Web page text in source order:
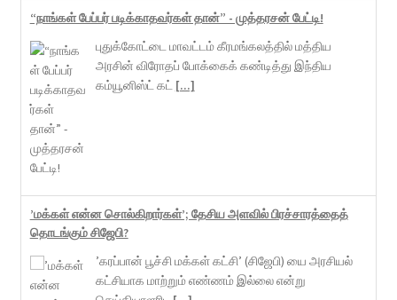
“நாங்கள் பேப்பர் படிக்காதவர்கள் தான்” - முத்தரசன் பேட்டி!
புதுக்கோட்டை மாவட்டம் கீரமங்கலத்தில் மத்திய
அரசின் விரோதப் போக்கைக் கண்டித்து இந்திய
கம்யூனிஸ்ட் கட் [...]
’மக்கள் என்ன சொல்கிறார்கள்’; தேசிய அளவில் பிரச்சாரத்தைத்
தொடங்கும் சிஜேபி?
’கரப்பான் பூச்சி மக்கள் கட்சி’ (சிஜேபி) யை அரசியல்
கட்சியாக மாற்றும் எண்ணம் இல்லை என்று